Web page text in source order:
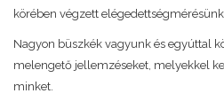
körében végzett
Nagyon büszkék vagyunk és egyúttal
melengető jellemzéseket, melyekkel
minket.